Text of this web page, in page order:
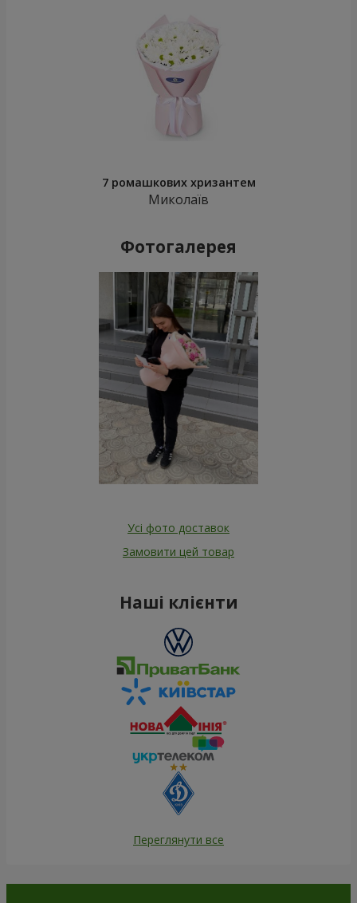
7 ромашкових хризантем
Миколаїв
Фотогалерея
Усі фото доставок
Замовити цей товар
Наші клієнти
Переглянути все